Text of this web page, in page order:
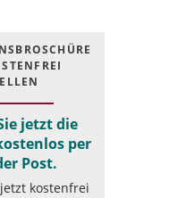
jetzt die
per
Post.
kostenfrei